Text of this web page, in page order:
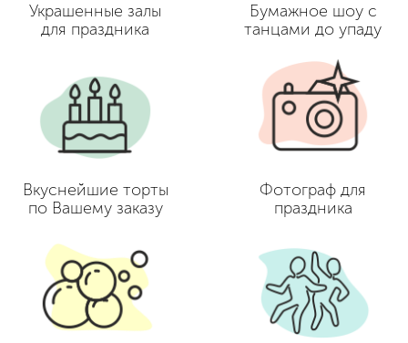
Украшенные залы
для праздника
Бумажное шоу с
танцами до упаду
Вкуснейшие торты
по Вашему заказу
Фотограф для
праздника